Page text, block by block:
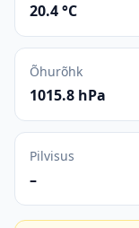
20.4 °C
Õhurõhk
1015.8 hPa
Pilvisus
–